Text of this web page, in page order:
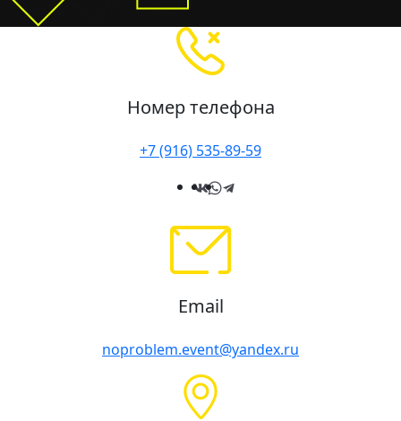
Номер телефона
+7 (916) 535-89-59
Email
noproblem.event@yandex.ru